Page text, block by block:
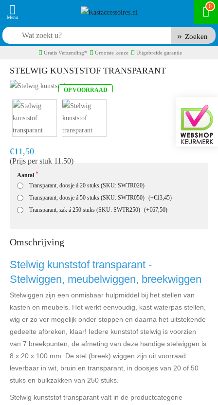
0
Zoeken
Gratis Verzending* Grootste keuze Uitgebreide garantie
STELWIG KUNSTSTOF TRANSPARANT
OP VOORRAAD
Snel in huis, 1 á 2 werkdagen
€11,50
(Prijs per stuk 11.50)
Aantal
Transparant, doosje á 20 stuks (SKU: SWTR020)
Transparant, doosje á 50 stuks (SKU: SWTR050) (+€13,45)
Transparant, zak á 250 stuks (SKU: SWTR250) (+€67,50)
Omschrijving
Stelwig kunststof transparant -
Stelwiggen, meubelwiggen, breekwiggen
Stelwiggen zijn een onmisbaar hulpmiddel bij het stellen van
kasten en meubels. Het werkt eenvoudig, kast waterpas stellen,
wig er zo ver mogelijk onder stoppen en daarna het uitstekende
gedeelte afbreken, klaar! Iedere kunststof stelwig is voorzien
van 7 breekpunten, de afmeting van deze handige stelwiggen is
8 x 20 x 100 mm. De stel (breek) wiggen zijn uit voorraad
leverbaar in wit, bruin en transparant, in doosjes van 20 of 50
stuks en bulkzakken van 250 stuks.
Stelwig kunststof transparant valt in de productcategorie